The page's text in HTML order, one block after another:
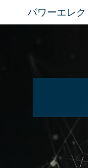
パワーエレ